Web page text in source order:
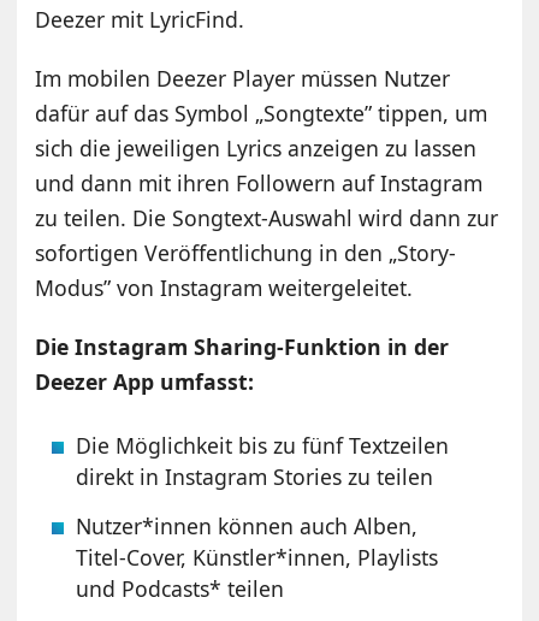
Deezer mit LyricFind.
Im mobilen Deezer Player müssen Nutzer
dafür auf das Symbol „Songtexte” tippen, um
sich die jeweiligen Lyrics anzeigen zu lassen
und dann mit ihren Followern auf Instagram
zu teilen. Die Songtext-Auswahl wird dann zur
sofortigen Veröffentlichung in den „Story-
Modus” von Instagram weitergeleitet.
Die Instagram Sharing-Funktion in der
Deezer App umfasst:
Die Möglichkeit bis zu fünf Textzeilen
direkt in Instagram Stories zu teilen
Nutzer*innen können auch Alben,
Titel-Cover, Künstler*innen, Playlists
und Podcasts* teilen